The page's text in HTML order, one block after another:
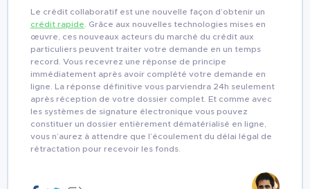
Le crédit collaboratif est une nouvelle façon d’obtenir un
crédit rapide . Grâce aux nouvelles technologies mises en
œuvre, ces nouveaux acteurs du marché du crédit aux
particuliers peuvent traiter votre demande en un temps
record. Vous recevrez une réponse de principe
immédiatement après avoir complété votre demande en
ligne. La réponse définitive vous parviendra 24h seulement
après réception de votre dossier complet. Et comme avec
les systèmes de signature électronique vous pouvez
constituer un dossier entièrement dématérialisé en ligne,
vous n’aurez à attendre que l’écoulement du délai légal de
rétractation pour recevoir les fonds.